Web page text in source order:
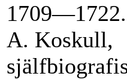
1709—1722.
A. Koskull,